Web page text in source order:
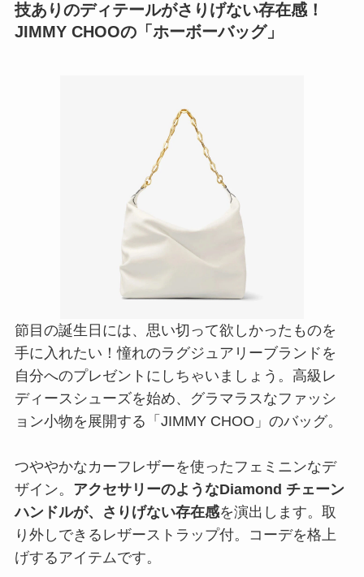
技ありのディテールがさりげない存在感！
JIMMY CHOOの「ホーボーバッグ」
節目の誕生日には、思い切って欲しかったものを
手に入れたい！憧れのラグジュアリーブランドを
自分へのプレゼントにしちゃいましょう。高級レ
ディースシューズを始め、グラマラスなファッシ
ョン小物を展開する「JIMMY CHOO」のバッグ。
つややかなカーフレザーを使ったフェミニンなデ
ザイン。 アクセサリーのようなDiamond チェーン
ハンドルが、さりげない存在感を演出します。取
り外しできるレザーストラップ付。コーデを格上
げするアイテムです。